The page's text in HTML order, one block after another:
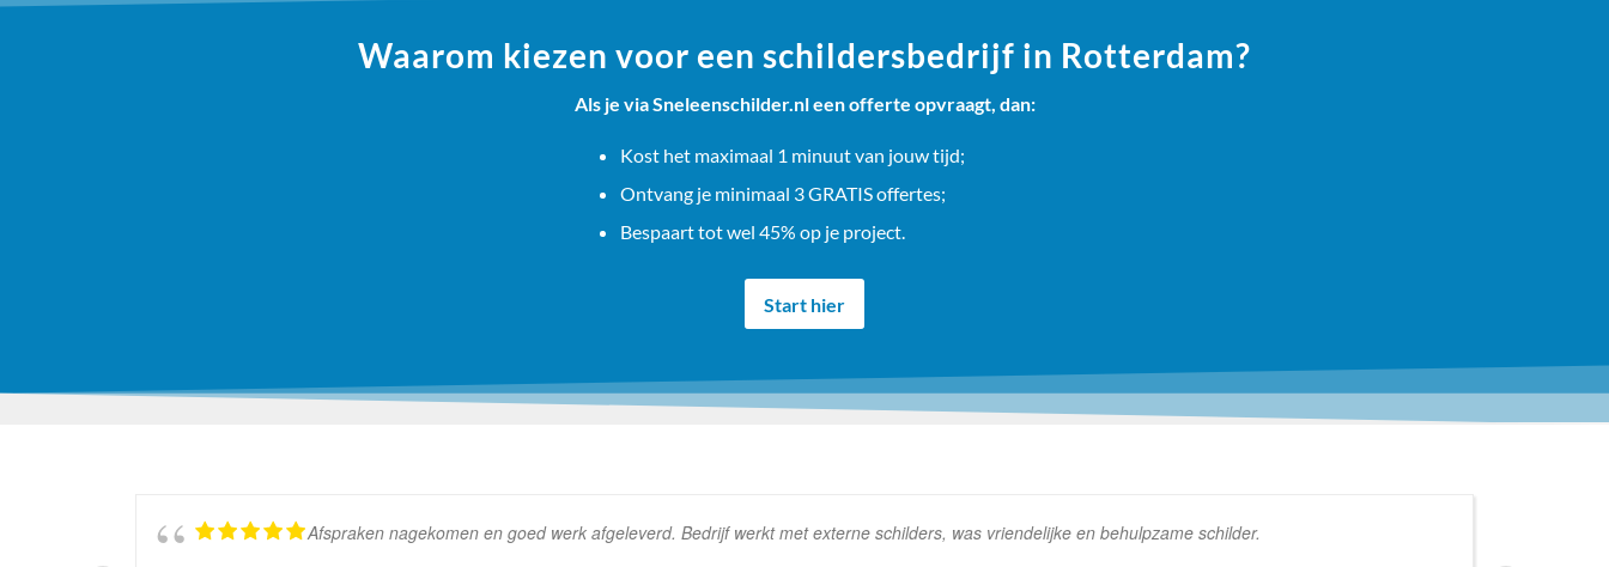
Waarom kiezen voor een schildersbedrijf in Rotterdam?
Als je via Sneleenschilder.nl een offerte opvraagt, dan:
Kost het maximaal 1 minuut van jouw tijd;
Ontvang je minimaal 3 GRATIS offertes;
Bespaart tot wel 45% op je project.
Start hier
Afspraken nagekomen en goed werk afgeleverd. Bedrijf werkt met externe schilders, was vriendelijke en behulpzame schilder.